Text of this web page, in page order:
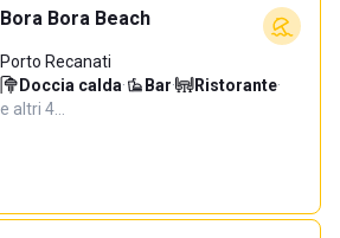
Bora Bora Beach
Porto Recanati
Doccia calda· Bar· Ristorante·
e altri 4…